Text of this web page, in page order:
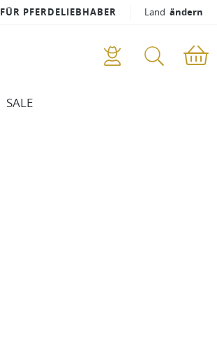
FÜR PFERDELIEBHABER Land ändern
SALE